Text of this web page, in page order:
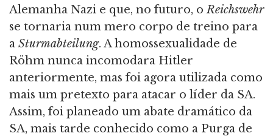
Alemanha Nazi e que, no futuro, oReichswehr
se tornaria num mero corpo de treino para
a Sturmabteilung. A homossexualidade de
Röhm nunca incomodara Hitler
anteriormente, mas foi agora utilizada como
mais um pretexto para atacar o líder da SA.
Assim, foi planeado um abate dramático da
SA, mais tarde conhecido como a Purga de